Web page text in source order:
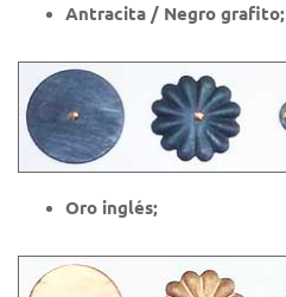
Antracita / Negro grafito;
Oro inglés;